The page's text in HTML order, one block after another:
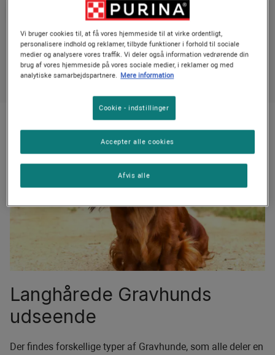
Vigtige fakta
Langhårede Gravhunds
udseende
Der findes forskellige typer af Gravhunde, som alle deler en
Vi bruger cookies til, at få vores hjemmeside til at virke ordentligt,
personalisere indhold og reklamer, tilbyde funktioner i forhold til sociale
medier og analysere vores traffik. Vi deler også information vedrørende din
brug af vores hjemmeside på vores sociale medier, i reklamer og med
analytiske samarbejdspartnere. Mere information
Cookie - indstillinger
Afvis alle
Accepter alle cookies